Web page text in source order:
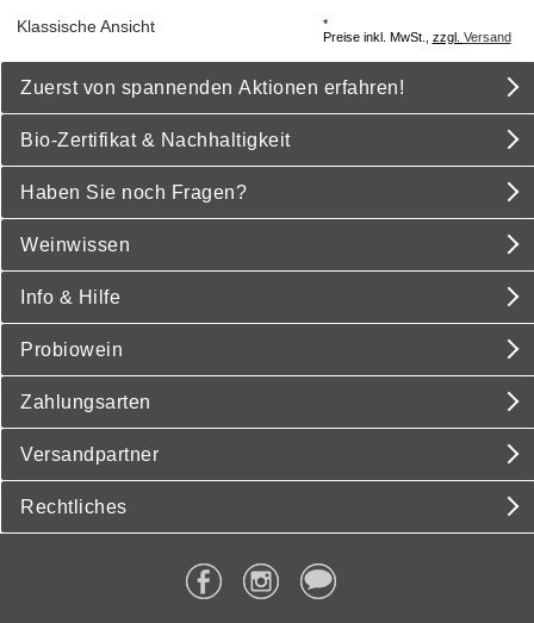
Klassische Ansicht
*
Preise inkl. MwSt., zzgl. Versand
Zuerst von spannenden Aktionen erfahren!
Bio-Zertifikat & Nachhaltigkeit
Haben Sie noch Fragen?
Weinwissen
Info & Hilfe
Probiowein
Zahlungsarten
Versandpartner
Rechtliches